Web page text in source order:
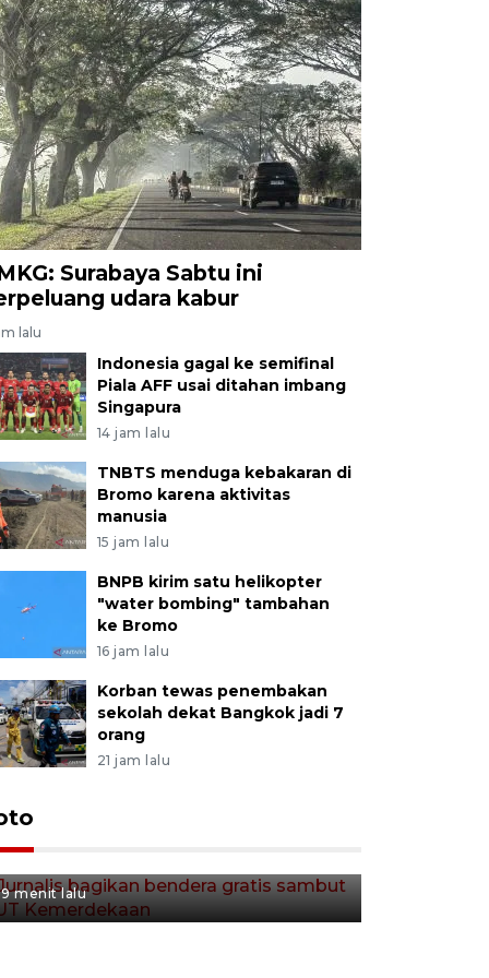
Surabaya Sabtu ini
udara kabur
lalu
Indonesia gagal ke semifinal
Piala AFF usai ditahan imbang
Singapura
14 jam lalu
TNBTS menduga kebakaran di
Bromo karena aktivitas
manusia
15 jam lalu
BNPB kirim satu helikopter
"water bombing" tambahan
ke Bromo
16 jam lalu
Korban tewas penembakan
sekolah dekat Bangkok jadi 7
orang
21 jam lalu
Jurnalis bagikan bendera
gratis sambut HUT
9 menit lalu